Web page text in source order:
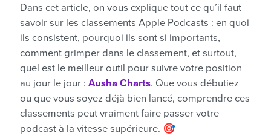
Dans cet article, on vous explique tout ce qu’il faut
savoir sur les classements Apple Podcasts : en quoi
ils consistent, pourquoi ils sont si importants,
comment grimper dans le classement, et surtout,
quel est le meilleur outil pour suivre votre position
au jour le jour : Ausha Charts. Que vous débutiez
ou que vous soyez déjà bien lancé, comprendre ces
classements peut vraiment faire passer votre
podcast à la vitesse supérieure. 🎯